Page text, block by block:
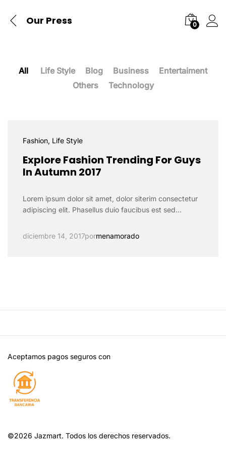
Our Press 0
All Life Style Blog Business
Entertaiment
Others
Technology
Fashion, Life Style
Explore Fashion Trending For Guys
In Autumn 2017
Lorem ipsum dolor sit amet, dolor siterim consectetur
adipiscing elit. Phasellus duio faucibus est sed…
diciembre 14, 2017pormenamorado
©2026 Jazmart. Todos los derechos reservados.
Aceptamos pagos seguros con